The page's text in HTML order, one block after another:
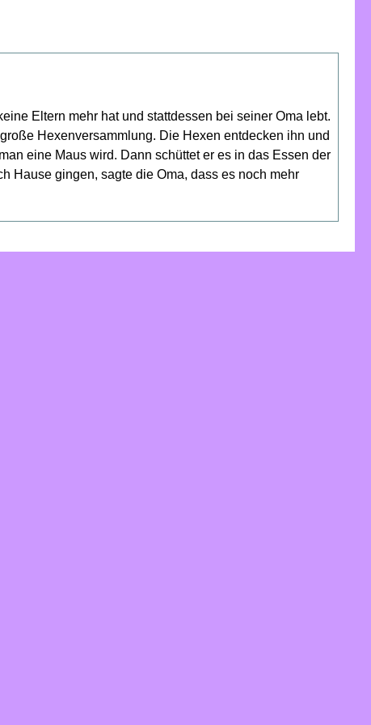
Eltern mehr hat und stattdessen bei seiner Oma lebt.
Hexenversammlung. Die Hexen entdecken ihn und
eine Maus wird. Dann schüttet er es in das Essen der
Hause gingen, sagte die Oma, dass es noch mehr